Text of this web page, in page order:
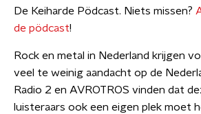
De Keiharde Pödcast. Niets missen?
de pödcast!
Rock en metal in Nederland krijgen
veel te weinig aandacht op de
Radio 2 en AVROTROS vinden dat
luisteraars ook een eigen plek moet